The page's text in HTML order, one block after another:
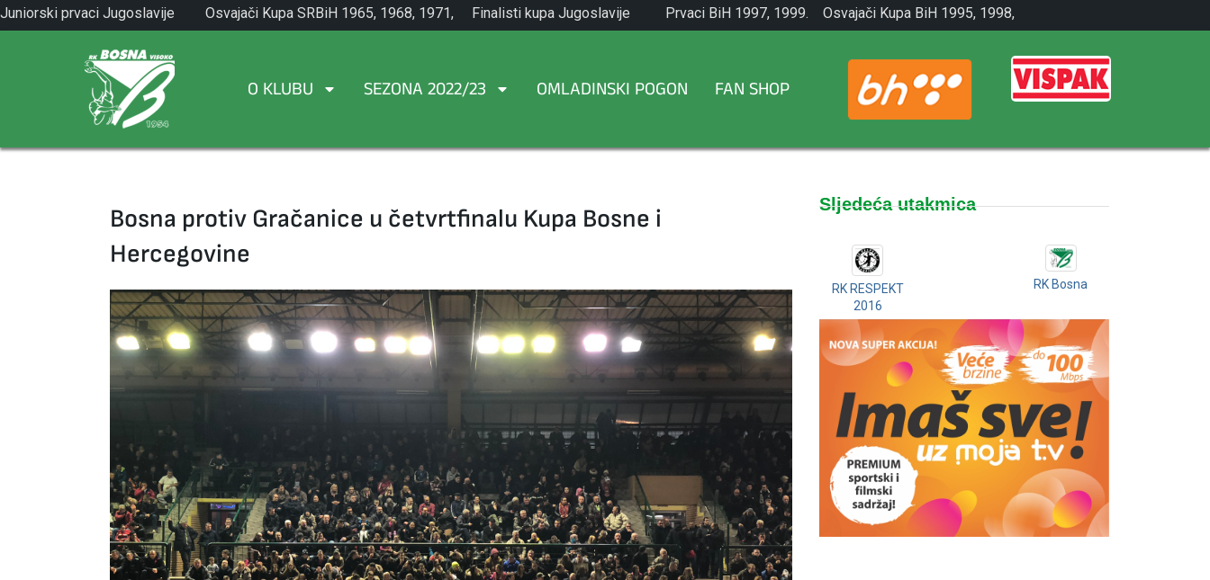
Skip
to
Juniorski prvaci Jugoslavije
1971.
Osvajači Kupa SRBiH 1965, 1968, 1971,
1982.
Finalisti kupa Jugoslavije
1965.
Prvaci BiH 1997, 1999.
Osvajači Kupa BiH 1995, 1998,
2001.
O KLUBU SEZONA 2022/23 OMLADINSKI POGON FAN SHOP
Bosna protiv Gračanice u četvrtfinalu Kupa Bosne i
Hercegovine
Sljedeća utakmica
RK RESPEKT
2016
RK Bosna